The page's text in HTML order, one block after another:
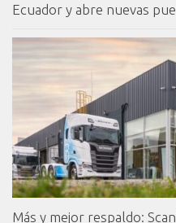
Ecuador y abre nuevas
Más y mejor respaldo: